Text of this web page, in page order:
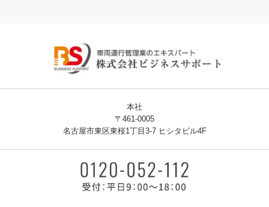
本社
〒461-0005
名古屋市東区東桜1丁目3-7 ヒシタビル4F